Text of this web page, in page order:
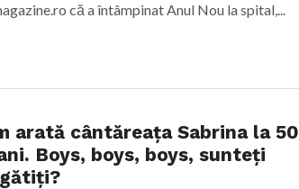
că a întâmpinat Anul Nou la spital,...
arată cântăreața Sabrina la 50
Boys, boys, boys, sunteți